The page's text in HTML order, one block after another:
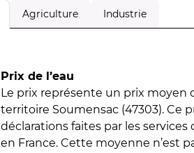
Agriculture Industrie
Prix de l’eau
Le prix représente un prix moyen
territoire Soumensac (47303). Ce
déclarations faites par les services
en France. Cette moyenne n’est